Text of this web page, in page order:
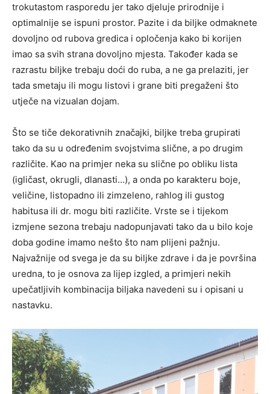
trokutastom rasporedu jer tako djeluje prirodnije i
optimalnije se ispuni prostor. Pazite i da biljke odmaknete
dovoljno od rubova gredica i opločenja kako bi korijen
imao sa svih strana dovoljno mjesta. Također kada se
razrastu biljke trebaju doći do ruba, a ne ga prelaziti, jer
tada smetaju ili mogu listovi i grane biti pregaženi što
utječe na vizualan dojam.
Što se tiče dekorativnih značajki, biljke treba grupirati
tako da su u određenim svojstvima slične, a po drugim
različite. Kao na primjer neka su slične po obliku lista
(igličast, okrugli, dlanasti…), a onda po karakteru boje,
veličine, listopadno ili zimzeleno, rahlog ili gustog
habitusa ili dr. mogu biti različite. Vrste se i tijekom
izmjene sezona trebaju nadopunjavati tako da u bilo koje
doba godine imamo nešto što nam plijeni pažnju.
Najvažnije od svega je da su biljke zdrave i da je površina
uredna, to je osnova za lijep izgled, a primjeri nekih
upečatljivih kombinacija biljaka navedeni su i opisani u
nastavku.